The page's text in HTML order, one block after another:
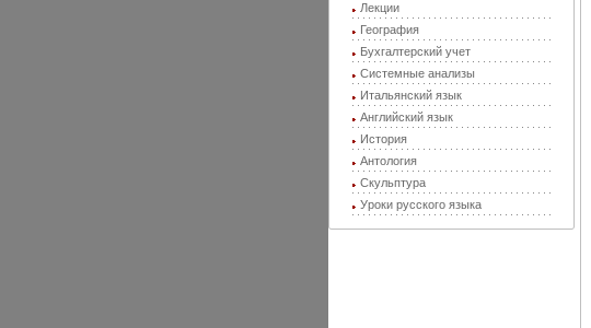
Лекции
География
Бухгалтерский учет
Системные анализы
Итальянский язык
Английский язык
История
Антология
Скульптура
Уроки русского языка